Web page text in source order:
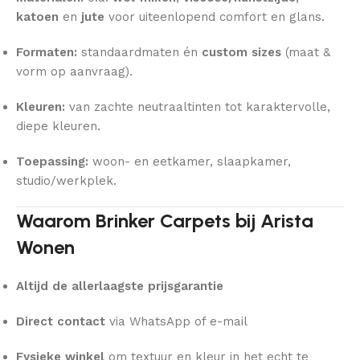
katoen en jute voor uiteenlopend comfort en glans.
Formaten: standaardmaten én custom sizes (maat &
vorm op aanvraag).
Kleuren: van zachte neutraaltinten tot karaktervolle,
diepe kleuren.
Toepassing: woon- en eetkamer, slaapkamer,
studio/werkplek.
Waarom Brinker Carpets bij Arista
Wonen
Altijd de allerlaagste prijsgarantie
Direct contact via WhatsApp of e-mail
Fysieke winkel om textuur en kleur in het echt te